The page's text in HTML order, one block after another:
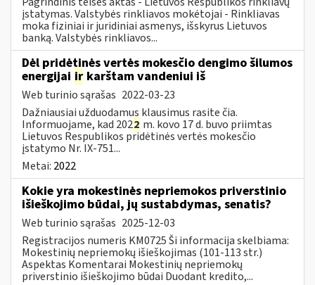
įstatymas. Valstybės rinkliavos mokėtojai - Rinkliavas
moka fiziniai ir juridiniai asmenys, išskyrus Lietuvos
banką. Valstybės rinkliavos...
Dėl pridėtinės vertės mokesčio dengimo šilumos
energijai ir karštam vandeniui iš
Web turinio sąrašas 2022-03-23
Dažniausiai užduodamus klausimus rasite čia.
Informuojame, kad 2022 m. kovo 17 d. buvo priimtas
Lietuvos Respublikos pridėtinės vertės mokesčio
įstatymo Nr. IX-751...
Metai: 2022
Kokie yra mokestinės nepriemokos priverstinio
išieškojimo būdai, jų sustabdymas, senatis?
Web turinio sąrašas 2025-12-03
Registracijos numeris KM0725 Ši informacija skelbiama:
Mokestinių nepriemokų išieškojimas (101-113 str.)
Aspektas Komentarai Mokestinių nepriemokų
priverstinio išieškojimo būdai Duodant kredito,...